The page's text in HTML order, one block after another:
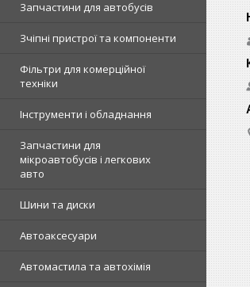
Запчастини для автобусів
Зчіпні пристрої та компоненти
Фільтри для комерційної
техніки
Інструменти і обладнання
Запчастини для
мікроавтобусів і легкових
авто
Шини та диски
Автоаксесуари
Автомастила та автохімія